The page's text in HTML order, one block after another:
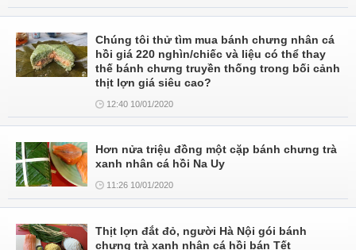
Chúng tôi thử tìm mua bánh chưng nhân cá
hồi giá 220 nghìn/chiếc và liệu có thể thay
thế bánh chưng truyền thống trong bối cảnh
thịt lợn giá siêu cao?
12:40 10/01/2020
Hơn nửa triệu đồng một cặp bánh chưng trà
xanh nhân cá hồi Na Uy
11:26 10/01/2020
Thịt lợn đắt đỏ, người Hà Nội gói bánh
chưng trà xanh nhân cá hồi bán Tết